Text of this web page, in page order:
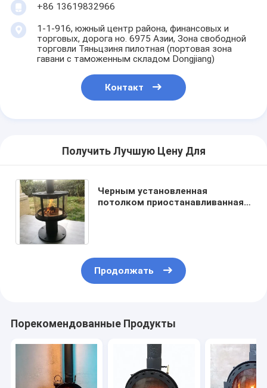
+86 13619832966
1-1-916, южный центр района, финансовых и
торговых, дорога но. 6975 Азии, Зона свободной
торговли Тяньцзиня пилотная (портовая зона
гавани с таможенным складом Dongjiang)
Контакт
Получить Лучшую Цену Для
Черным установленная
потолком приостанавливанная
Продолжать
Порекомендованные Продукты